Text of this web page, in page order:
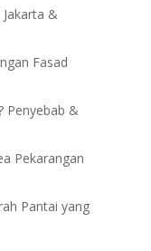
&
Fasad
Penyebab &
Pekarangan
Pantai yang